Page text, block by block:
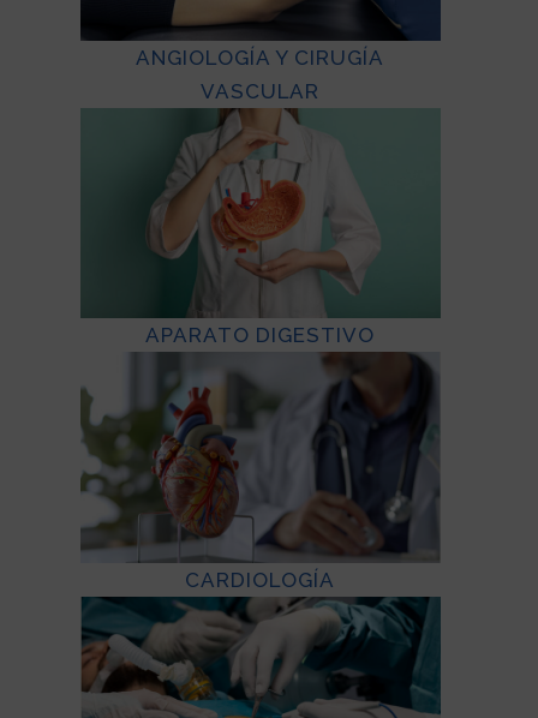
ANGIOLOGÍA Y CIRUGÍA
VASCULAR
APARATO DIGESTIVO
CARDIOLOGÍA